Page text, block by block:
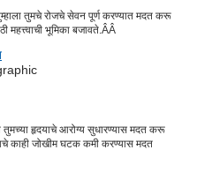
तुमचे रोजचे सेवन पूर्ण करण्यात मदत करू
भूमिका बजावते.ÂÂ
तुमच्या हृदयाचे आरोग्य सुधारण्यास मदत करू
काही जोखीम घटक कमी करण्यास मदत